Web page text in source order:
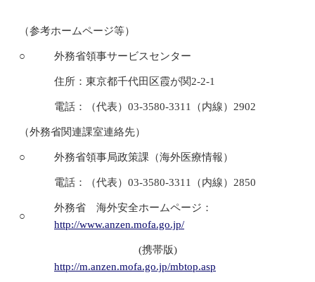
（参考ホームページ等）
○ 外務省領事サービスセンター
住所：東京都千代田区霞が関2-2-1
電話：（代表）03-3580-3311（内線）2902
（外務省関連課室連絡先）
○ 外務省領事局政策課（海外医療情報）
電話：（代表）03-3580-3311（内線）2850
○
外務省 海外安全ホームページ：
http://www.anzen.mofa.go.jp/
(携帯版)
http://m.anzen.mofa.go.jp/mbtop.asp